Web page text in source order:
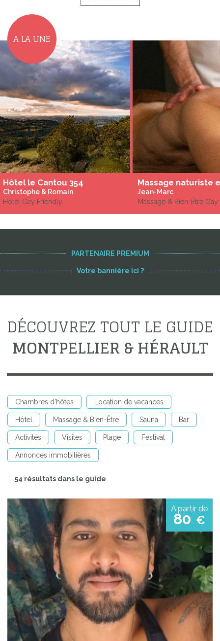
A LA UNE
Hôtel le Cantou 354
Christophe & Romain
Hôtel Gay Friendly
Jean-Marc
Massage & Bien-Être
PARTENAIRE PREMIUM
Votre bannière ici ?
DÉCOUVREZ TOUT LE GUIDE
MONTPELLIER & HÉRAULT
Chambres d'hôtes Location de vacances
Hôtel Massage & Bien-Être Sauna Bar
Activités Visites Plage Festival
Annonces immobilières
54 résultats dans le guide
A partir de
80 €